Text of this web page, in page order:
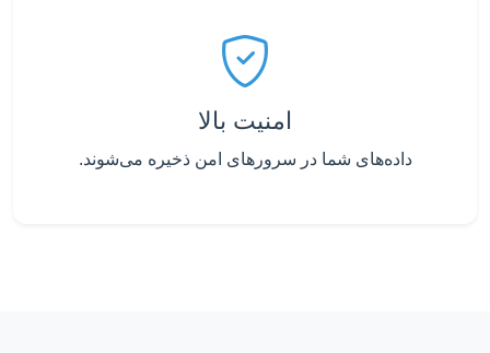
امنیت بالا
داده‌های شما در سرورهای امن ذخیره می‌شوند.